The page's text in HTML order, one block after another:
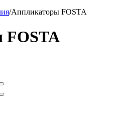
/Аппликаторы FOSTA
FOSTA